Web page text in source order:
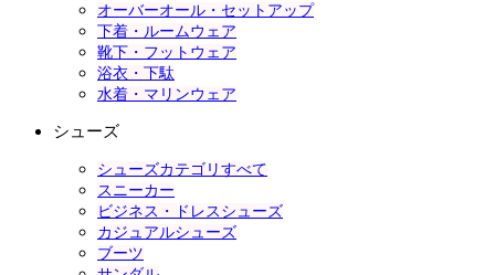
オーバーオール・セットアップ
下着・ルームウェア
靴下・フットウェア
浴衣・下駄
水着・マリンウェア
シューズ
シューズカテゴリすべて
スニーカー
ビジネス・ドレスシューズ
カジュアルシューズ
ブーツ